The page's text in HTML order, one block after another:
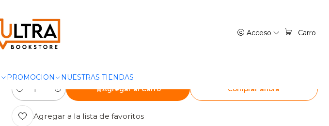
Acceso Carro
PROMOCION NUESTRAS TIENDAS
|
RESIDENT EVIL: MARHAWA DESIRE 04 -
Cantidad
Agregar al Carro Comprar ahora
Agregar a la lista de favoritos